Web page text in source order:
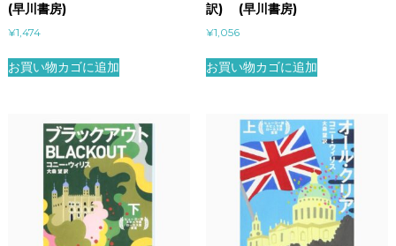
(早川書房)
¥1,474
お買い物カゴに追加
訳) (早川書房)
¥1,056
お買い物カゴに追加